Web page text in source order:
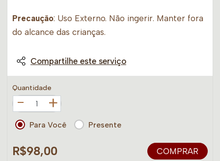
Precaução: Uso Externo. Não ingerir. Manter fora
do alcance das crianças.
Compartilhe este serviço
Quantidade
+
Para Você Presente
R$98,00 COMPRAR